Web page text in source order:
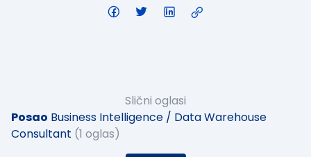
Slični oglasi
Posao Business Intelligence / Data Warehouse
Consultant (1 oglas)